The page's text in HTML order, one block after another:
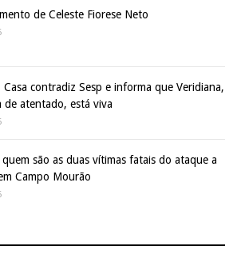
de Celeste Fiorese Neto
Casa contradiz Sesp e informa que Veridiana,
de atentado, está viva
quem são as duas vítimas fatais do ataque a
Campo Mourão